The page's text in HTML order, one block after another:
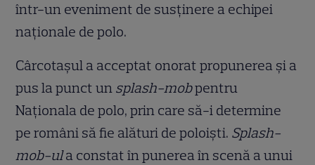
într-un eveniment de susținere a echipei
naționale de polo.
Cârcotașul a acceptat onorat propunerea și a
pus la punct un splash-mobpentru
Naționala de polo, prin care să-i determine
pe români să fie alături de poloişti. Splash-
mob-ula constat în punerea în scenă a unui